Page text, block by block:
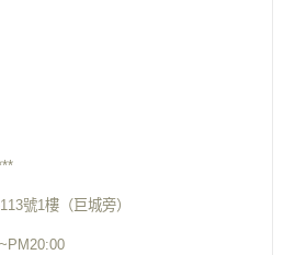
號1樓（巨城旁）